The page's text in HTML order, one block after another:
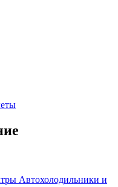
Автохолодильники и